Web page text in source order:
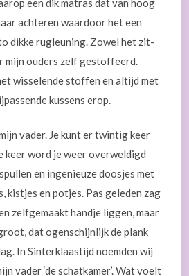
achteren waardoor het een
dikke rugleuning. Zowel het zit-
mijn ouders zelf gestoffeerd.
wisselende stoffen en altijd met
kussens erop.
vader. Je kunt er twintig keer
keer word je weer overweldigd
en ingenieuze doosjes met
kistjes en potjes. Pas geleden zag
zelfgemaakt handje liggen, maar
dat ogenschijnlijk de plank
In Sinterklaastijd noemden wij
vader ‘de schatkamer’. Wat voelt